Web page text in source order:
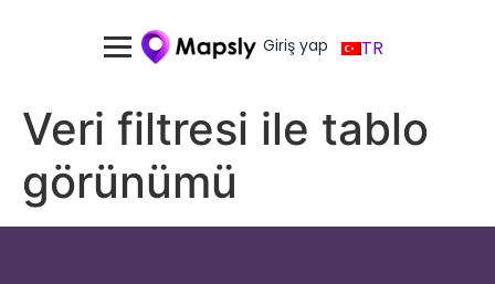
Giriş yap TR
Veri filtresi ile tablo
görünümü